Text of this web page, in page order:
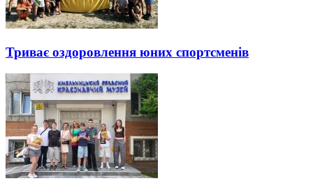
Триває оздоровлення юних спортсменів